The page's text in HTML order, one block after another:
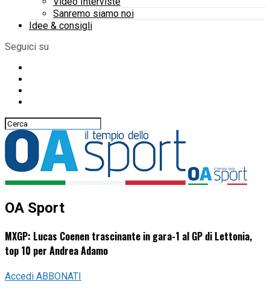
Sanremo siamo noi
Idee & consigli
Seguici su
OA Sport
MXGP: Lucas Coenen trascinante in gara-1 al GP di Lettonia,
top 10 per Andrea Adamo
Accedi ABBONATI